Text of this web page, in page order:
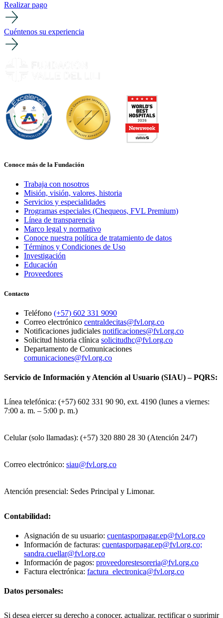
Realizar pago
Cuéntenos su experiencia
Conoce más de la Fundación
Trabaja con nosotros
Misión, visión, valores, historia
Servicios y especialidades
Programas especiales (Chequeos, FVL Premium)
Línea de transparencia
Marco legal y normativo
Conoce nuestra política de tratamiento de datos
Términos y Condiciones de Uso
Investigación
Educación
Proveedores
Contacto
Teléfono (+57) 602 331 9090
Correo electrónico centraldecitas@fvl.org.co
Notificaciones judiciales notificaciones@fvl.org.co
Solicitud historia clínica solicitudhc@fvl.org.co
Departamento de Comunicaciones
comunicaciones@fvl.org.co
Servicio de Información y Atención al Usuario (SIAU) – PQRS:
Línea telefónica: (+57) 602 331 90 90, ext. 4190 (lunes a viernes:
7:00 a. m. – 5:00 p. m.)
Celular (solo llamadas): (+57) 320 880 28 30 (Atención 24/7)
Correo electrónico: siau@fvl.org.co
Atención presencial: Sedes Principal y Limonar.
Contabilidad:
Asignación de su usuario: cuentasporpagar.ep@fvl.org.co
Información de facturas: cuentasporpagar.ep@fvl.org.co;
sandra.cuellar@fvl.org.co
Información de pagos: proveedorestesoreria@fvl.org.co
Factura electrónica: factura_electronica@fvl.org.co
Datos personales:
Si desea ejercer su derecho a conocer, actualizar, rectificar o suprimir